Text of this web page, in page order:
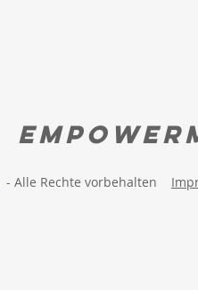
- Alle Rechte vorbehalten